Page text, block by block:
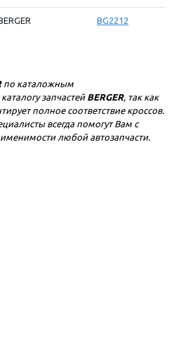
BG2212
по каталожным
запчастейBERGER, так как
полное соответствие кроссов.
всегда помогут Вам с
любой автозапчасти.